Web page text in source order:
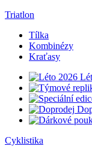
Triatlon
Tílka
Kombinézy
Kraťasy
Cyklistika